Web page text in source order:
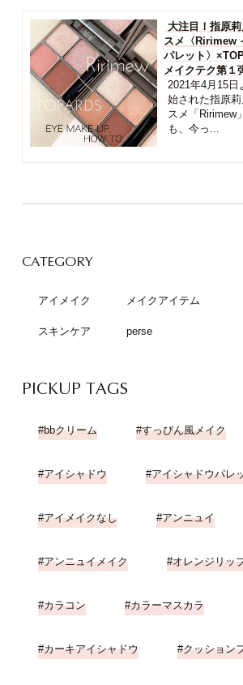
大注目！指原
スメ〈Ririmew
パレット〉
メイクテク第１
2021年4月15日
始された指原
スメ「Ririmew
も、今っ...
CATEGORY
アイメイク メイクアイテム
スキンケア perse
PICKUP TAGS
bbクリーム すっぴん風メイク
アイシャドウ アイシャドウパレ
アイメイクなし アンニュイ
アンニュイメイク オレンジリッ
カラコン カラーマスカラ
カーキアイシャドウ クッション